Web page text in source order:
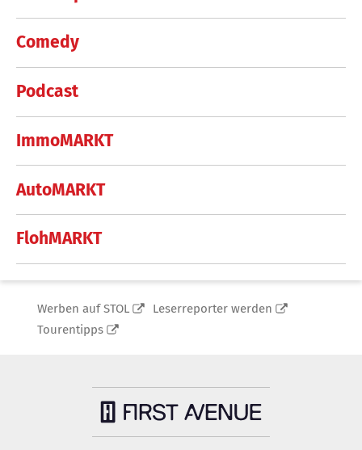
Comedy
Podcast
ImmoMARKT
AutoMARKT
FlohMARKT
Werben auf STOL
Leserreporter werden
Tourentipps